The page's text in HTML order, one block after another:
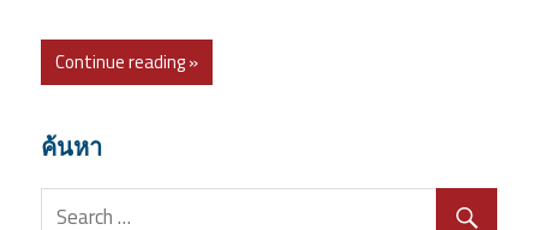
Continue reading »
ค้นหา